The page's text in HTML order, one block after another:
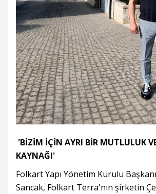
'BİZİM İÇİN AYRI BİR MUTLULUK
KAYNAĞI'
Folkart Yapı Yönetim Kurulu
Sancak, Folkart Terra'nın şirketin